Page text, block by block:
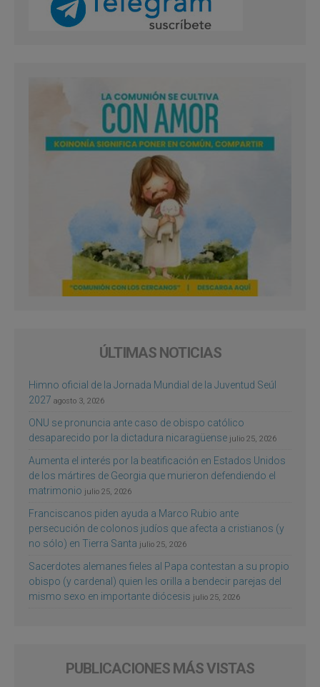
ÚLTIMAS NOTICIAS
Himno oficial de la Jornada Mundial de la Juventud Seúl
2027 agosto 3, 2026
ONU se pronuncia ante caso de obispo católico
desaparecido por la dictadura nicaragüense julio 25, 2026
Aumenta el interés por la beatificación en Estados Unidos
de los mártires de Georgia que murieron defendiendo el
matrimonio julio 25, 2026
Franciscanos piden ayuda a Marco Rubio ante
persecución de colonos judíos que afecta a cristianos (y
no sólo) en Tierra Santa julio 25, 2026
Sacerdotes alemanes fieles al Papa contestan a su propio
obispo (y cardenal) quien les orilla a bendecir parejas del
mismo sexo en importante diócesis julio 25, 2026
PUBLICACIONES MÁS VISTAS